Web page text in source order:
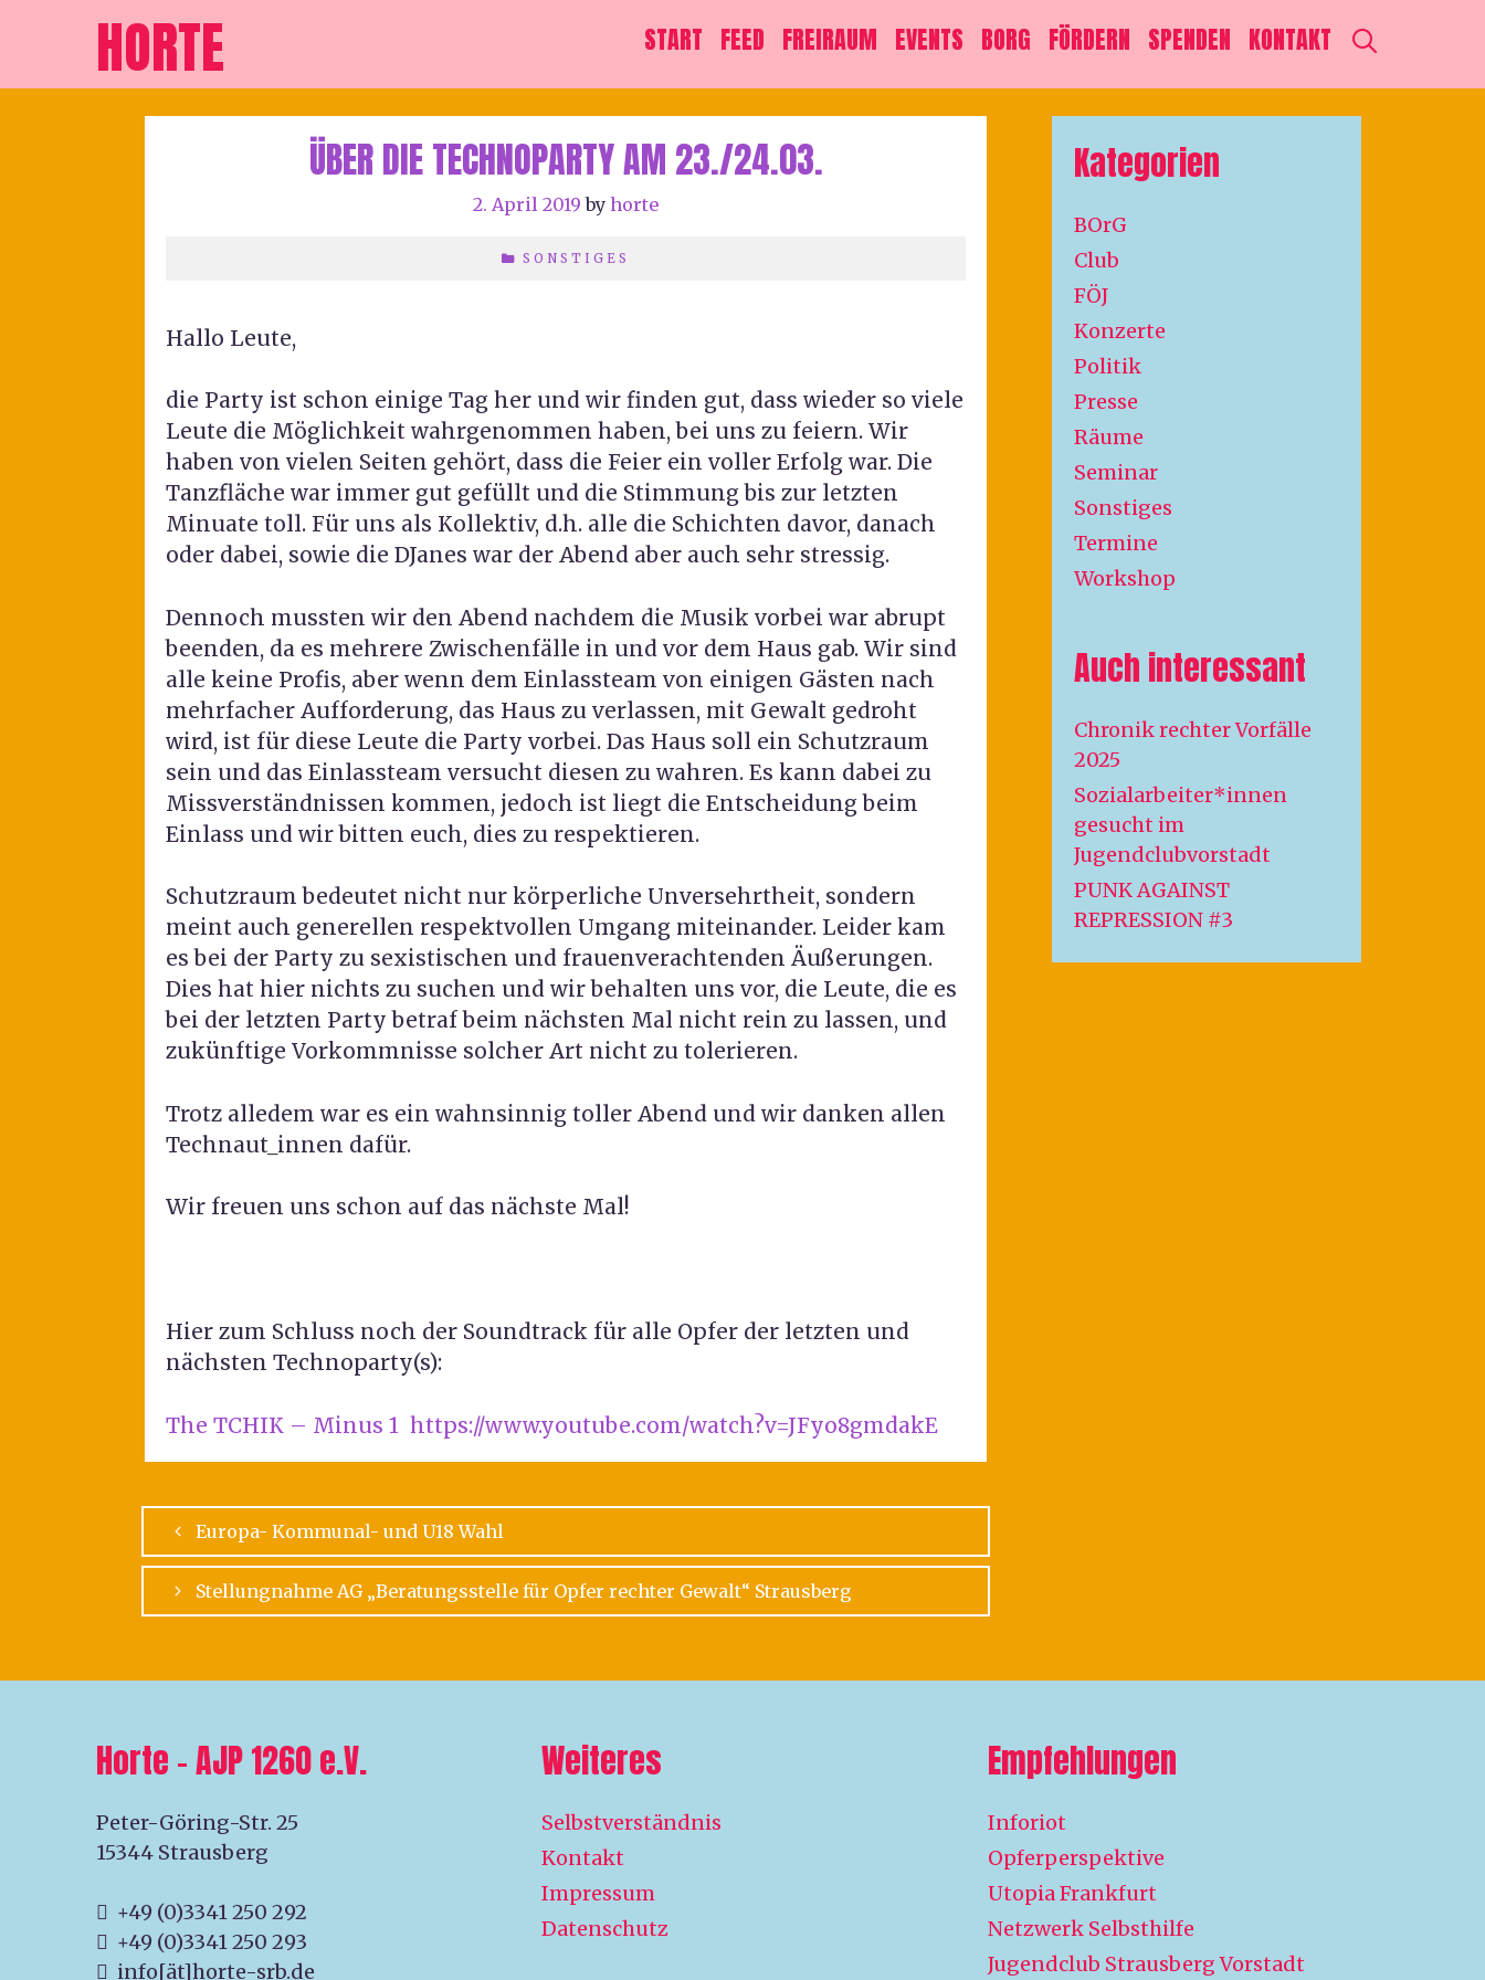
HORTE START FEED FREIRAUM EVENTS BORG FÖRDERN SPENDEN KONTAKT
ÜBER DIE TECHNOPARTY AM 23./24.03.
2. April 2019 by horte
SONSTIGES
Hallo Leute,
die Party ist schon einige Tag her und wir finden gut, dass wieder so viele
Leute die Möglichkeit wahrgenommen haben, bei uns zu feiern. Wir
haben von vielen Seiten gehört, dass die Feier ein voller Erfolg war. Die
Tanzfläche war immer gut gefüllt und die Stimmung bis zur letzten
Minuate toll. Für uns als Kollektiv, d.h. alle die Schichten davor, danach
oder dabei, sowie die DJanes war der Abend aber auch sehr stressig.
Dennoch mussten wir den Abend nachdem die Musik vorbei war abrupt
beenden, da es mehrere Zwischenfälle in und vor dem Haus gab. Wir sind
alle keine Profis, aber wenn dem Einlassteam von einigen Gästen nach
mehrfacher Aufforderung, das Haus zu verlassen, mit Gewalt gedroht
wird, ist für diese Leute die Party vorbei. Das Haus soll ein Schutzraum
sein und das Einlassteam versucht diesen zu wahren. Es kann dabei zu
Missverständnissen kommen, jedoch ist liegt die Entscheidung beim
Einlass und wir bitten euch, dies zu respektieren.
Schutzraum bedeutet nicht nur körperliche Unversehrtheit, sondern
meint auch generellen respektvollen Umgang miteinander. Leider kam
es bei der Party zu sexistischen und frauenverachtenden Äußerungen.
Dies hat hier nichts zu suchen und wir behalten uns vor, die Leute, die es
bei der letzten Party betraf beim nächsten Mal nicht rein zu lassen, und
zukünftige Vorkommnisse solcher Art nicht zu tolerieren.
Trotz alledem war es ein wahnsinnig toller Abend und wir danken allen
Technaut_innen dafür.
Wir freuen uns schon auf das nächste Mal!
Hier zum Schluss noch der Soundtrack für alle Opfer der letzten und
nächsten Technoparty(s):
The TCHIK – Minus 1 https://www.youtube.com/watch?v=JFyo8gmdakE
Europa- Kommunal- und U18 Wahl
Stellungnahme AG „Beratungsstelle für Opfer rechter Gewalt“ Strausberg
Kategorien
BOrG
Club
FÖJ
Konzerte
Politik
Presse
Räume
Seminar
Sonstiges
Termine
Workshop
Auch interessant
Chronik rechter Vorfälle
2025
Sozialarbeiter*innen
gesucht im
Jugendclubvorstadt
PUNK AGAINST
REPRESSION #3
Horte – AJP 1260 e.V.
Peter-Göring-Str. 25
15344 Strausberg
+49 (0)3341 250 292
+49 (0)3341 250 293
info[ät]horte-srb.de
Weiteres
Selbstverständnis
Kontakt
Impressum
Datenschutz
Empfehlungen
Inforiot
Opferperspektive
Utopia Frankfurt
Netzwerk Selbsthilfe
Jugendclub Strausberg Vorstadt